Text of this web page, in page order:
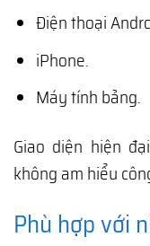
Điện thoại
iPhone.
Máy tính bảng.
Giao diện hiện
không am hiểu
Phù hợp với